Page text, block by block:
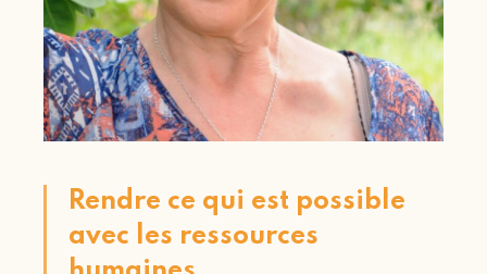
Rendre ce qui est possible
avec les ressources